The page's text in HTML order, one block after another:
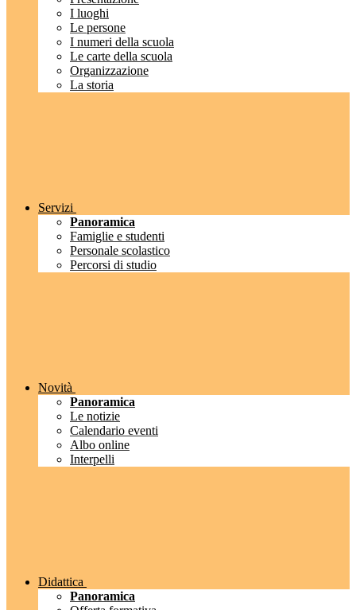
I luoghi
Le persone
I numeri della scuola
Le carte della scuola
Organizzazione
La storia
Servizi
Panoramica
Famiglie e studenti
Personale scolastico
Percorsi di studio
Novità
Panoramica
Le notizie
Calendario eventi
Albo online
Interpelli
Didattica
Panoramica